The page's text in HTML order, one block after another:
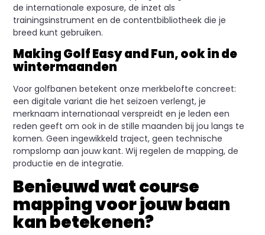
de internationale exposure, de inzet als
trainingsinstrument en de contentbibliotheek die je
breed kunt gebruiken.
Making Golf Easy and Fun, ook in de
wintermaanden
Voor golfbanen betekent onze merkbelofte concreet:
een digitale variant die het seizoen verlengt, je
merknaam internationaal verspreidt en je leden een
reden geeft om ook in de stille maanden bij jou langs te
komen. Geen ingewikkeld traject, geen technische
rompslomp aan jouw kant. Wij regelen de mapping, de
productie en de integratie.
Benieuwd wat course
mapping voor jouw baan
kan betekenen?